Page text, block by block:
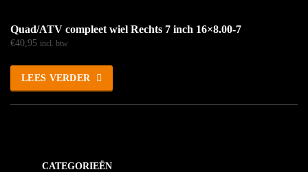
Quad/ATV compleet wiel Rechts 7 inch 16×8.00-7
€40,95 incl. btw
LEES VERDER
CATEGORIEËN